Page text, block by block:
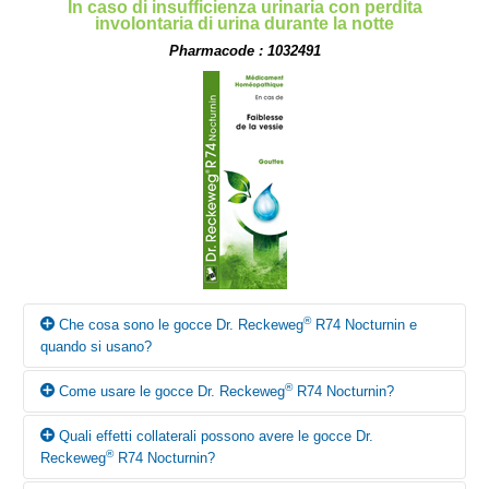
In caso di insufficienza urinaria con perdita
involontaria di urina durante la notte
Pharmacode : 1032491
Che cosa sono le gocce Dr. Reckeweg®R74 Nocturnin e
quando si usano?
Secondo i canoni della medicina omeopatica le gocce Dr.
Reckeweg®R74 Nocturnin trovano principalmente impiego in
caso di insufficienza urinaria con perdita involontaria di urina
durante la notte.
Come usare le gocce Dr. Reckeweg®R74 Nocturnin?
Salvo diversa prescrizione medica, si consiglia nell’enuresi
notturna dei bambini piccoli, a partire dal quinto anno d’età, di
somministrare 8-10 gocce in un bicchiere d’acqua 3 volte al
Quali effetti collaterali possono avere le gocce Dr.
Reckeweg®R74 Nocturnin?